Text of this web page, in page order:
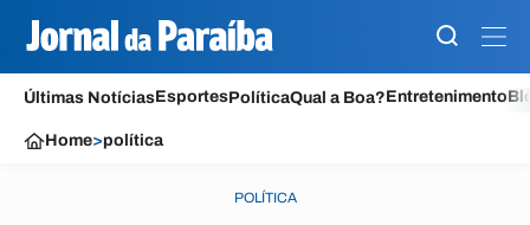
Últimas NotíciasEsportesPolíticaQual a Boa?Entretenimento
Home>política
POLÍTICA